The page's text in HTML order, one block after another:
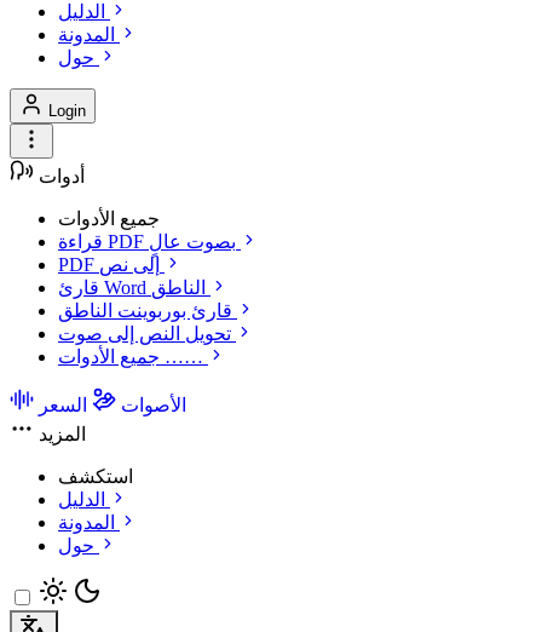
الدليل
المدونة
حول
Login
أدوات
جميع الأدوات
قراءة PDF بصوت عالٍ
PDF إلى نص
قارئ Word الناطق
قارئ بوربوينت الناطق
تحويل النص إلى صوت
جميع الأدوات ……
الأصوات
السعر
المزيد
استكشف
الدليل
المدونة
حول